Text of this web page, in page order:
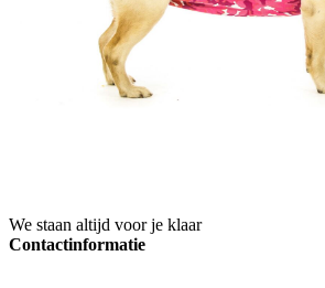
We staan altijd voor je klaar
Contactinformatie